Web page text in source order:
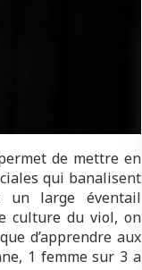
de mettre en
qui banalisent
un large éventail
culture du viol, on
d’apprendre aux
1 femme sur 3 a